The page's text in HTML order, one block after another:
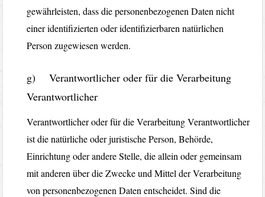
gewährleisten, dass die personenbezogenen Daten nicht
einer identifizierten oder identifizierbaren natürlichen
Person zugewiesen werden.
g) Verantwortlicher oder für die Verarbeitung
Verantwortlicher
Verantwortlicher oder für die Verarbeitung Verantwortlicher
ist die natürliche oder juristische Person, Behörde,
Einrichtung oder andere Stelle, die allein oder gemeinsam
mit anderen über die Zwecke und Mittel der Verarbeitung
von personenbezogenen Daten entscheidet. Sind die